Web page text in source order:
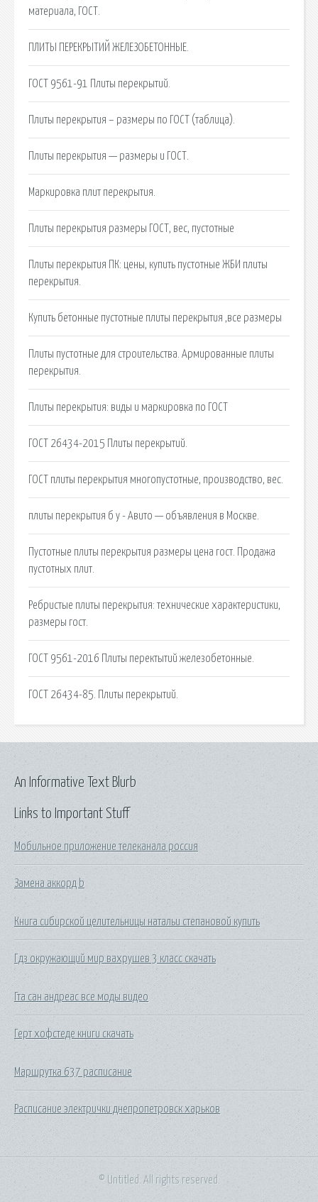
материала, ГОСТ.
ПЛИТЫ ПЕРЕКРЫТИЙ ЖЕЛЕЗОБЕТОННЫЕ.
ГОСТ 9561-91 Плиты перекрытий.
Плиты перекрытия – размеры по ГОСТ (таблица).
Плиты перекрытия — размеры и ГОСТ.
Маркировка плит перекрытия.
Плиты перекрытия размеры ГОСТ, вес, пустотные
Плиты перекрытия ПК: цены, купить пустотные ЖБИ плиты
перекрытия.
Купить бетонные пустотные плиты перекрытия ,все размеры
Плиты пустотные для строительства. Армированные плиты
перекрытия.
Плиты перекрытия: виды и маркировка по ГОСТ
ГОСТ 26434-2015 Плиты перекрытий.
ГОСТ плиты перекрытия многопустотные, производство, вес.
плиты перекрытия б у - Авито — объявления в Москве.
Пустотные плиты перекрытия размеры цена гост. Продажа
пустотных плит.
Ребристые плиты перекрытия: технические характеристики,
размеры гост.
ГОСТ 9561-2016 Плиты перектытий железобетонные.
ГОСТ 26434-85. Плиты перекрытий.
Links to Important Stuff
Мобильное приложение телеканала россия
Замена аккорд b
Книга сибирской целительницы натальи степановой купить
Гдз окружающий мир вахрушев 3 класс скачать
Гта сан андреас все моды видео
Герт хофстеде книги скачать
Маршрутка 637 расписание
Расписание электрички днепропетровск харьков
An Informative Text Blurb
© Untitled. All rights reserved.